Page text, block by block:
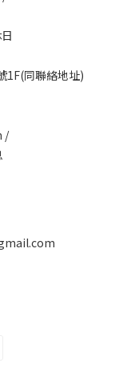
1F(同聯絡地址)
/